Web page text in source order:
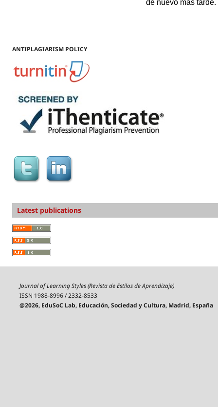
ANTIPLAGIARISM POLICY
Latest publications
Journal of Learning Styles (Revista de Estilos de Aprendizaje)
ISSN 1988-8996 / 2332-8533
@2026, EduSoC Lab, Educación, Sociedad y Cultura, Madrid, España